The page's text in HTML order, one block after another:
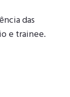
das
e trainee.